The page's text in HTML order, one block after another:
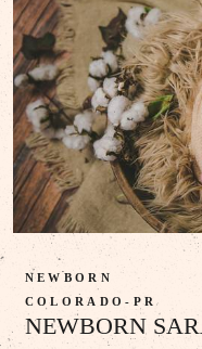
NEWBORN
NEWBORN
COLORADO-PR